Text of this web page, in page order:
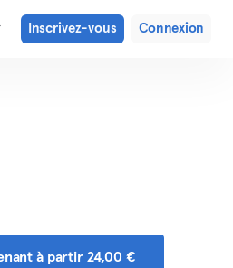
Inscrivez-vous Connexion
à partir 24,00 €